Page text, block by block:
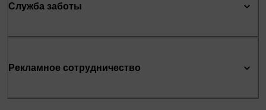
Служба заботы
Рекламное сотрудничество